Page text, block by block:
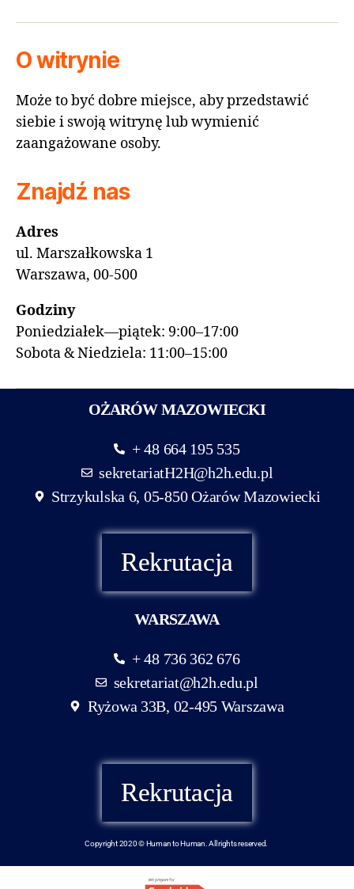
O witrynie
Może to być dobre miejsce, aby przedstawić
siebie i swoją witrynę lub wymienić
zaangażowane osoby.
Znajdź nas
Adres
ul. Marszałkowska 1
Warszawa, 00-500
Godziny
Poniedziałek—piątek: 9:00–17:00
Sobota & Niedziela: 11:00–15:00
OŻARÓW MAZOWIECKI
+ 48 664 195 535
sekretariatH2H@h2h.edu.pl
Strzykulska 6, 05-850 Ożarów Mazowiecki
Rekrutacja
WARSZAWA
+ 48 736 362 676
sekretariat@h2h.edu.pl
Ryżowa 33B, 02-495 Warszawa
Rekrutacja
Copyright 2020 © Human to Human. All rights reserved.